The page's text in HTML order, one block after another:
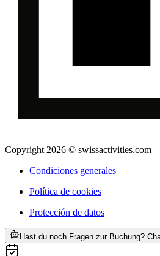
Copyright 2026 © swissactivities.com
Condiciones generales
Política de cookies
Protección de datos
Hast du noch Fragen zur Buchung?